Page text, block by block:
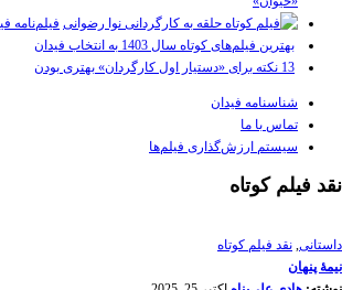
فیلم‌نامه
بهترین فیلم‌های کوتاه سال 1403 به انتخاب فیدان
13 نکته برای «دستیار اول کارگردان» بهتری بودن
شناسنامه فیدان
تماس با ما
سیستم ارزش‌گذاری فیلم‌ها
نقد فیلم کوتاه
داستانی, نقد فیلم کوتاه
نیمۀ پنهان